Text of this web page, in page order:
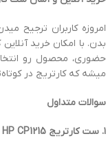
امروزه کاربران ترجیح
حضوری، محصول رو
میشه که کارتریج در
سوالات متداول
۱. ست کارتریج HP CP1215 برای چه پرینترهایی مناسبه؟